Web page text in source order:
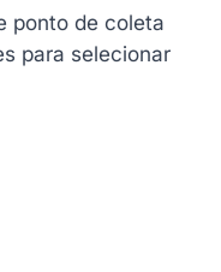
ponto de coleta
para selecionar